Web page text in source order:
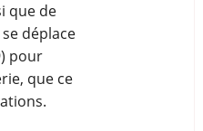
que de
déplace
pour
que ce